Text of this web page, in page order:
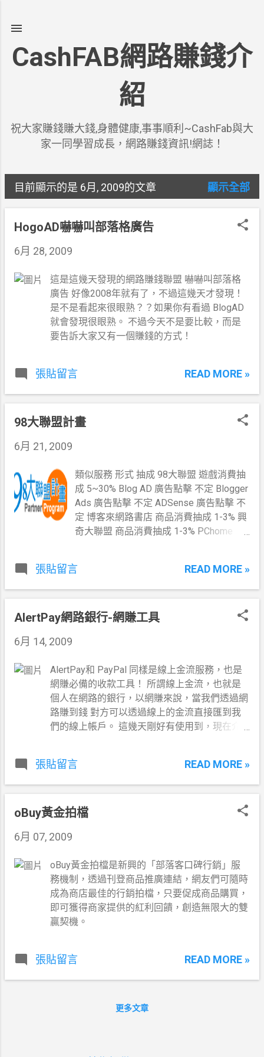
CashFAB網路賺錢介
紹
祝大家賺錢賺大錢,身體健康,事事順利~CashFab與大
家一同學習成長，網路賺錢資訊!網誌！
發
表
文
章
目前顯示的是 6月, 2009的文章 顯示全部
HogoAD嚇嚇叫部落格廣告
6月 28, 2009
這是這幾天發現的網路賺錢聯盟 嚇嚇叫部落格
廣告 好像2008年就有了，不過這幾天才發現！
是不是看起來很眼熟？？如果你有看過 BlogAD
就會發現很眼熟。 不過今天不是要比較，而是
要告訴大家又有一個賺錢的方式！
張貼留言 READ MORE »
98大聯盟計畫
6月 21, 2009
類似服務 形式 抽成 98大聯盟 遊戲消費抽
成 5~30% Blog AD 廣告點擊 不定 Blogger
Ads 廣告點擊 不定 ADSense 廣告點擊 不
定 博客來網路書店 商品消費抽成 1-3% 興
奇大聯盟 商品消費抽成 1-3% PChome
盟的遊戲廣告掛到你的部落格上、電子郵
件中，別人點擊了你的廣告進而加入了該
遊戲，這人日後所產生的消費，你都能夠
按月抽成，抽成比例最高可達30%！
張貼留言 READ MORE »
AlertPay網路銀行-網賺工具
6月 14, 2009
AlertPay和 PayPal 同樣是線上金流服務，也是
網賺必備的收款工具！ 所謂線上金流，也就是
個人在網路的銀行，以網賺來說，當我們透過網
路賺到錢 對方可以透過線上的金流直接匯到我
們的線上帳戶。 這幾天剛好有使用到，現在介
張貼留言 READ MORE »
oBuy黃金拍檔
6月 07, 2009
oBuy黃金拍檔是新興的「部落客口碑行銷」服
務機制，透過刊登商品推廣連結，網友們可隨時
成為商店最佳的行銷拍檔，只要促成商品購買，
即可獲得商家提供的紅利回饋，創造無限大的雙
贏契機。
張貼留言 READ MORE »
更多文章